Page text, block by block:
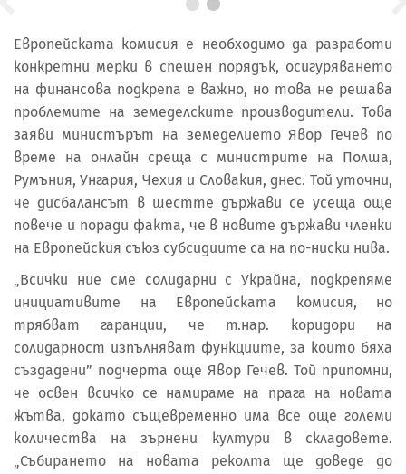
Европейската комисия е необходимо да разработи
конкретни мерки в спешен порядък, осигуряването
на финансова подкрепа е важно, но това не решава
проблемите на земеделските производители. Това
заяви министърът на земеделието Явор Гечев по
време на онлайн среща с министрите на Полша,
Румъния, Унгария, Чехия и Словакия, днес. Той уточни,
че дисбалансът в шестте държави се усеща още
повече и поради факта, че в новите държави членки
на Европейския съюз субсидиите са на по-ниски нива.
„Всички ние сме солидарни с Украйна, подкрепяме
инициативите на Европейската комисия, но
трябват гаранции, че т.нар. коридори на
солидарност изпълняват функциите, за които бяха
създадени” подчерта още Явор Гечев. Той припомни,
че освен всичко се намираме на прага на новата
жътва, докато същевременно има все още големи
количества на зърнени култури в складовете.
„Събирането на новата реколта ще доведе до